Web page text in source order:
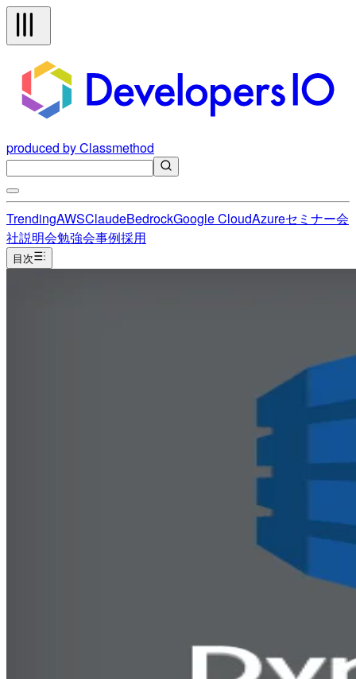
produced by Classmethod
TrendingAWSClaudeBedrockGoogle CloudAzureセミナー会
社説明会勉強会事例採用
目次